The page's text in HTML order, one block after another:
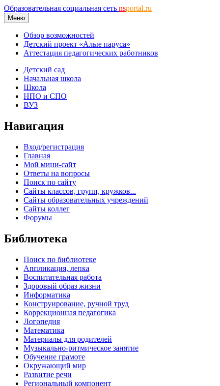
Образовательная социальная сеть nsportal.ru
Меню
Обзор возможностей
Детский проект «Алые паруса»
Аттестация педагогических работников
Детский сад
Начальная школа
Школа
НПО и СПО
ВУЗ
Навигация
Вход/регистрация
Главная
Мой мини-сайт
Ответы на вопросы
Поиск по сайту
Сайты классов, групп, кружков...
Сайты образовательных учреждений
Сайты коллег
Форумы
Библиотека
Поиск по библиотеке
Аппликация, лепка
Воспитательная работа
Здоровый образ жизни
Информатика
Конструирование, ручной труд
Коррекционная педагогика
Логопедия
Математика
Материалы для родителей
Музыкально-ритмическое занятие
Обучение грамоте
Окружающий мир
Развитие речи
Региональный компонент